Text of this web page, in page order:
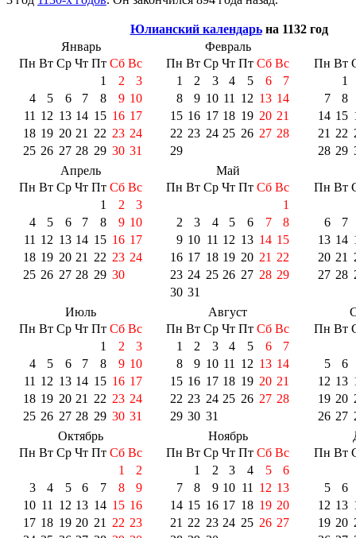
Юлианский календарьна 1132 год
Январь
Пн Вт Ср Чт Пт Сб Вс
1
2
3
4
5 6 7 8 9 10
11 12 13 14 15 16 17
18 19 20 21 22 23 24
25 26 27 28 29 30 31
Февраль
Пн Вт Ср Чт Пт Сб Вс
1
2 3 4 5 6
7
8
9 10 11 12 13 14
15 16 17 18 19 20 21
22 23 24 25 26 27 28
29
Пн Вт
1
7
8
14 15
21 22
28 29
Апрель
Пн Вт Ср Чт Пт Сб Вс
1
2
3
4
5 6 7 8 9 10
11 12 13 14 15 16 17
18 19 20 21 22 23 24
25 26 27 28 29 30
Май
Пн Вт Ср Чт Пт Сб Вс
1
2
3 4 5 6 7
8
9 10 11 12 13 14 15
16 17 18 19 20 21 22
23 24 25 26 27 28 29
30 31
Пн Вт
6
7
13 14
20 21
27 28
Июль
Пн Вт Ср Чт Пт Сб Вс
1
2
3
4
5 6 7 8 9 10
11 12 13 14 15 16 17
18 19 20 21 22 23 24
25 26 27 28 29 30 31
Август
Пн Вт Ср Чт Пт Сб Вс
1
2 3 4 5 6
7
8
9 10 11 12 13 14
15 16 17 18 19 20 21
22 23 24 25 26 27 28
29 30 31
Пн Вт
5
6
12 13
19 20
26 27
Октябрь
Пн Вт Ср Чт Пт Сб Вс
1
2
3
4 5 6 7 8
9
10 11 12 13 14 15 16
17 18 19 20 21 22 23
Ноябрь
Пн Вт Ср Чт Пт Сб Вс
1
2 3 4 5
6
7
8 9 10 11 12 13
14 15 16 17 18 19 20
21 22 23 24 25 26 27
Пн Вт
5
6
12 13
19 20